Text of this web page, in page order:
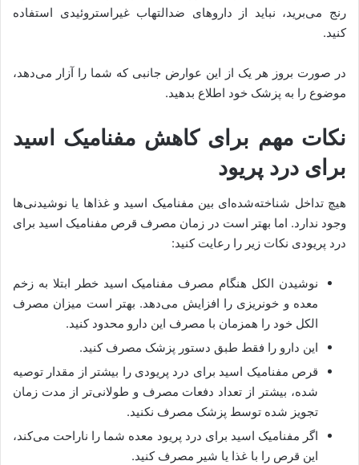
رنج می‌برید، نباید از داروهای ضدالتهاب غیراستروئیدی استفاده
کنید.
در صورت بروز هر یک از این عوارض جانبی که شما را آزار می‌دهد،
موضوع را به پزشک خود اطلاع بدهید.
نکات مهم برای کاهش مفنامیک اسید
برای درد پریود
هیچ تداخل شناخته‌شده‌ای بین مفنامیک اسید و غذاها یا نوشیدنی‌ها
وجود ندارد. اما بهتر است در زمان مصرف قرص مفنامیک اسید برای
درد پریودی نکات زیر را رعایت کنید:
نوشیدن الکل هنگام مصرف مفنامیک اسید خطر ابتلا به زخم
معده و خونریزی را افزایش می‌دهد. بهتر است میزان مصرف
الکل خود را همزمان با مصرف این دارو محدود کنید.
این دارو را فقط طبق دستور پزشک مصرف کنید.
قرص مفنامیک اسید برای درد پریودی را بیشتر از مقدار توصیه
شده، بیشتر از تعداد دفعات مصرف و طولانی‌تر از مدت زمان
تجویز شده توسط پزشک مصرف نکنید.
اگر مفنامیک اسید برای درد پریود معده شما را ناراحت می‌کند،
این قرص را با غذا یا شیر مصرف کنید.